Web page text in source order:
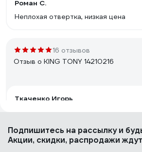
Роман С.
Неплохая отвертка, низкая цена
16 отзывов
Отзыв о KING TONY 14210216
Ткаченко Игорь
длина
11 отзывов
Подпишитесь на рассылкуи
Акции, скидки, распродажи